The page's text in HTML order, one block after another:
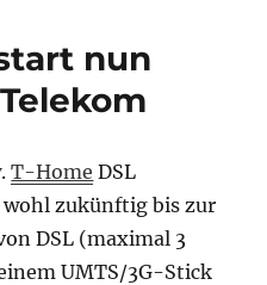
nun
T-Home DSL
zukünftig bis zur
DSL (maximal 3
UMTS/3G-Stick